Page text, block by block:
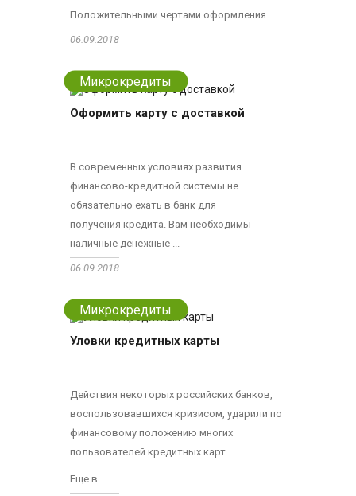
Положительными чертами оформления ...
06.09.2018
Микрокредиты
Оформить карту с доставкой
В современных условиях развития
финансово-кредитной системы не
обязательно ехать в банк для
получения кредита. Вам необходимы
наличные денежные ...
06.09.2018
Микрокредиты
Уловки кредитных карты
Действия некоторых российских банков,
воспользовавшихся кризисом, ударили по
финансовому положению многих
пользователей кредитных карт.
Еще в ...